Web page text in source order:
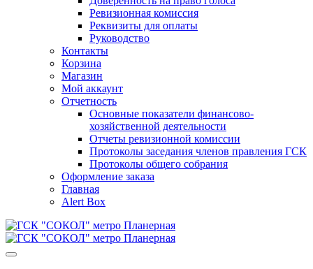
Ревизионная комиссия
Реквизиты для оплаты
Руководство
Контакты
Корзина
Магазин
Мой аккаунт
Отчетность
Основные показатели финансово-
хозяйственной деятельности
Отчеты ревизионной комиссии
Протоколы заседания членов правления ГСК
Протоколы общего собрания
Оформление заказа
Главная
Alert Box